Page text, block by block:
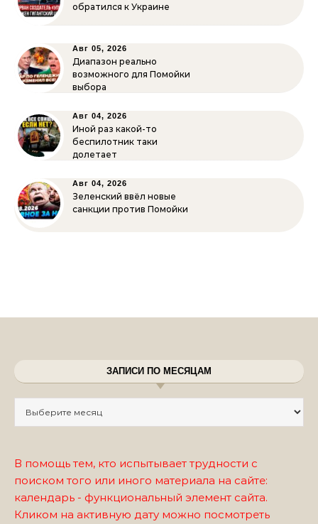
обратился к Украине
Авг 05, 2026
Диапазон реально
возможного для Помойки
выбора
Авг 04, 2026
Иной раз какой-то
беспилотник таки
долетает
Авг 04, 2026
Зеленский ввёл новые
санкции против Помойки
ЗАПИСИ ПО МЕСЯЦАМ
В помощь тем, кто испытывает трудности с
поиском того или иного материала на сайте:
календарь - функциональный элемент сайта.
Кликом на активную дату можно посмотреть